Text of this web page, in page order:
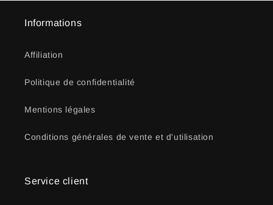
Informations
Affiliation
Politique de confidentialité
Mentions légales
Conditions générales de vente et d'utilisation
Service client